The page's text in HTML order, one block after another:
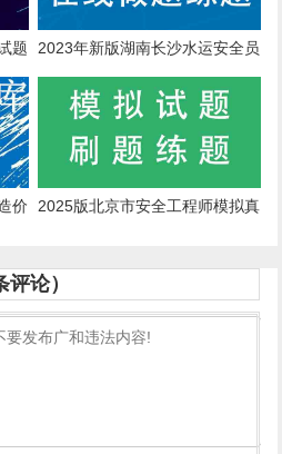
题
2023年新版湖南长沙水运安全员
价
2025版北京市安全工程师模拟真
评论）